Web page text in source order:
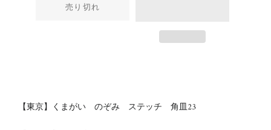
売り切れ
【東京】くまがい のぞみ ステッチ 角皿23